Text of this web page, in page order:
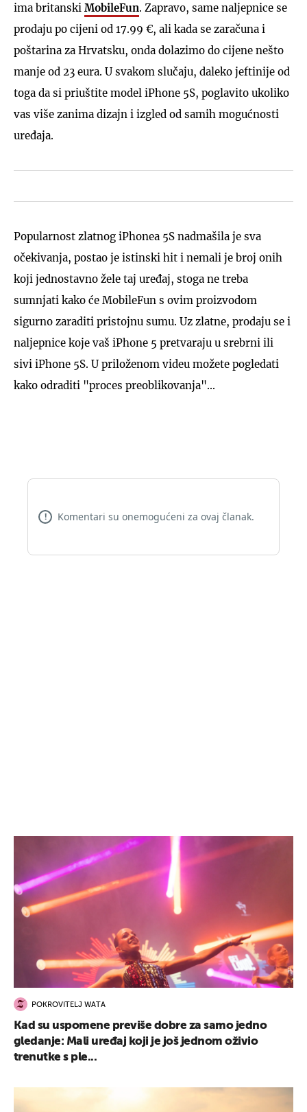
ima britanski MobileFun. Zapravo, same naljepnice se
prodaju po cijeni od 17.99 €, ali kada se zaračuna i
poštarina za Hrvatsku, onda dolazimo do cijene nešto
manje od 23 eura. U svakom slučaju, daleko jeftinije od
toga da si priuštite model iPhone 5S, poglavito ukoliko
vas više zanima dizajn i izgled od samih mogućnosti
uređaja.
Popularnost zlatnog iPhonea 5S nadmašila je sva
očekivanja, postao je istinski hit i nemali je broj onih
koji jednostavno žele taj uređaj, stoga ne treba
sumnjati kako će MobileFun s ovim proizvodom
sigurno zaraditi pristojnu sumu. Uz zlatne, prodaju se i
naljepnice koje vaš iPhone 5 pretvaraju u srebrni ili
sivi iPhone 5S. U priloženom videu možete pogledati
kako odraditi "proces preoblikovanja"...
! Komentari su onemogućeni za ovaj članak.
POKROVITELJ WATA
Kad su uspomene previše dobre za samo jedno
gledanje: Mali uređaj koji je još jednom oživio
trenutke s ple...